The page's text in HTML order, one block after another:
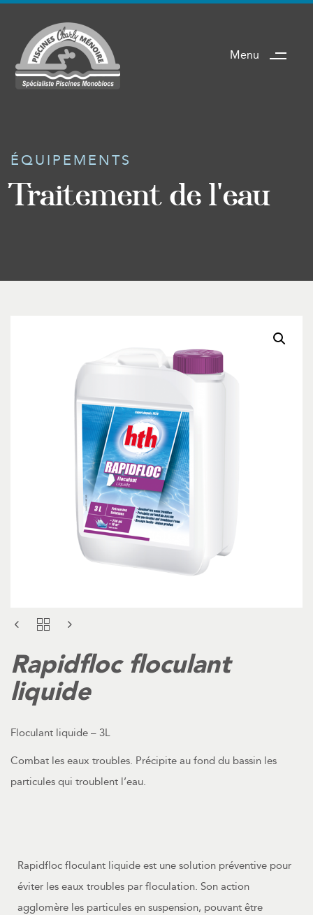
Menu
ÉQUIPEMENTS
Traitement de l'eau
Rapidfloc floculant
liquide
Floculant liquide – 3L
Combat les eaux troubles. Précipite au fond du bassin les
particules qui troublent l’eau.
Rapidfloc floculant liquide est une solution préventive pour
éviter les eaux troubles par floculation. Son action
agglomère les particules en suspension, pouvant être